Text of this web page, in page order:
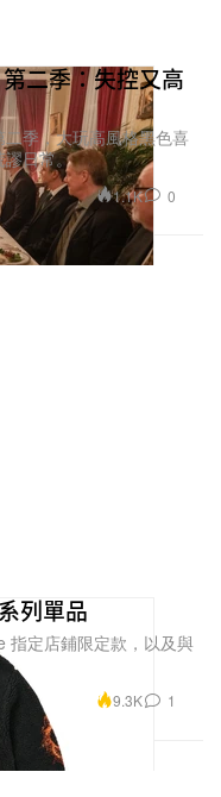
二季：失控又高
季，大玩高風格黑色喜
謬日常。
1.1K 0
列單品
指定店鋪限定款，以及與
9.3K 1